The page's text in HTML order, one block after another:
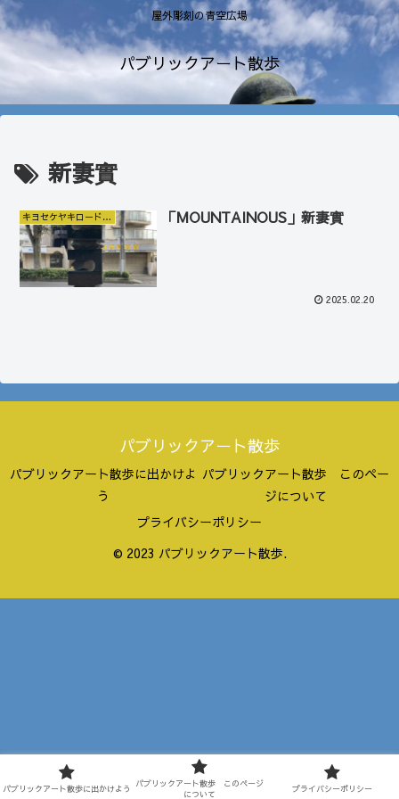
屋外彫刻の青空広場
パブリックアート散歩
新妻實
キヨセケヤキロードギャラリー 「MOUNTAINOUS」新妻實
2025.02.20
パブリックアート散歩
パブリックアート散歩に出かけよ
う
パブリックアート散歩 このペー
ジについて
プライバシーポリシー
© 2023 パブリックアート散歩.
パブリックアート散歩に出かけよう
パブリックアート散歩 このページ
について
プライバシーポリシー